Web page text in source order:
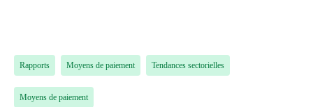
Rapports Moyens de paiement Tendances sectorielles
Moyens de paiement